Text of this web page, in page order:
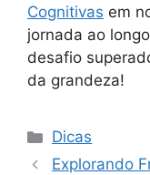
Cognitivas em
jornada ao
desafio
da grandeza!
Categorias
Dicas
Explorando